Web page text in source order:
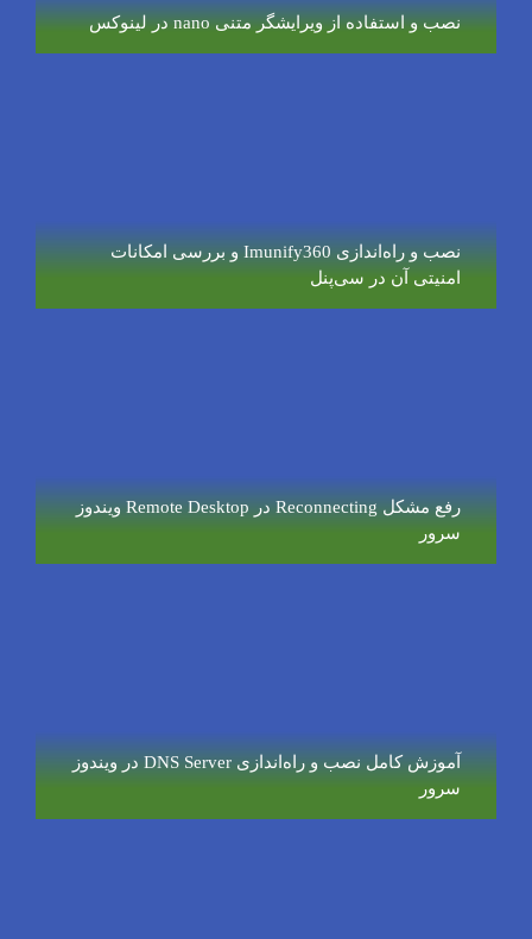
نصب و استفاده از ویرایشگر متنی nano در لینوکس
نصب و راه‌اندازی Imunify360 و بررسی امکانات
امنیتی آن در سی‌پنل
رفع مشکل Reconnecting در Remote Desktop ویندوز
سرور
آموزش کامل نصب و راه‌اندازی DNS Server در ویندوز
سرور